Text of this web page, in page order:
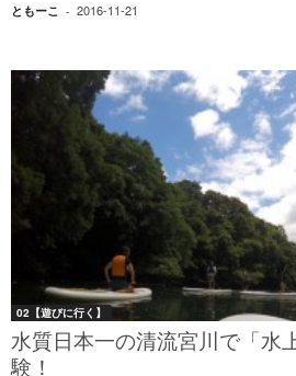
ともーこ - 2016-11-21
02【遊びに行く】
水質日本一の清流宮川で「水
験！